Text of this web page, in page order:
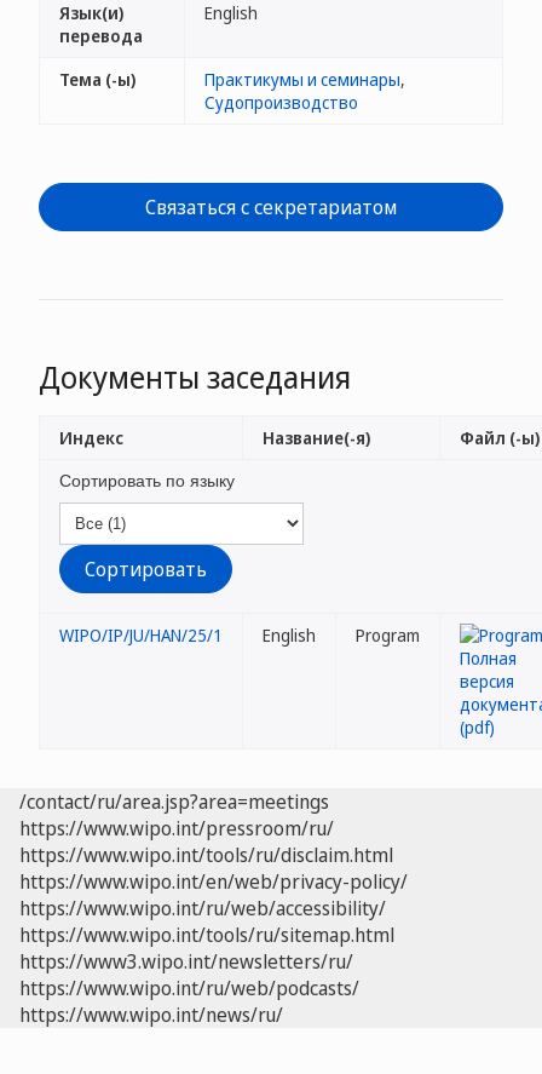
Язык(и)
перевода
English
Тема (-ы) Практикумы и семинары,
Судопроизводство
Связаться с секретариатом
Документы заседания
Сортировать по языку
Индекс Название(-я) Файл (-ы)
WIPO/IP/JU/HAN/25/1 English Program
/contact/ru/area.jsp?area=meetings
https://www.wipo.int/pressroom/ru/
https://www.wipo.int/tools/ru/disclaim.html
https://www.wipo.int/en/web/privacy-policy/
https://www.wipo.int/ru/web/accessibility/
https://www.wipo.int/tools/ru/sitemap.html
https://www3.wipo.int/newsletters/ru/
https://www.wipo.int/ru/web/podcasts/
https://www.wipo.int/news/ru/